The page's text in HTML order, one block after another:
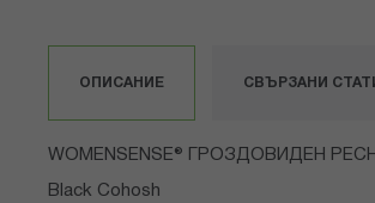
ОПИСАНИЕ
WOMENSENSE® ГРОЗДОВИДЕН
Black Cohosh
СВЪРЗАНИ